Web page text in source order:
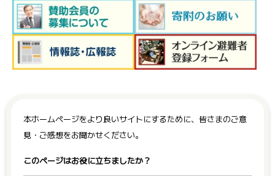
本ホームページをより良いサイトにするために、皆さまのご意
見・ご感想をお聞かせください。
このページはお役に立ちましたか？